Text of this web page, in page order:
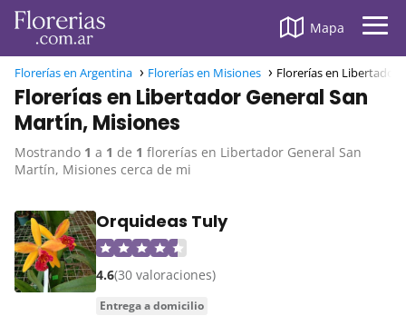
Mapa
Florerías en Argentina Florerías en Misiones Florerías en Libertador
Florerías en Libertador General San
Martín, Misiones
Mostrando 1 a 1 de 1 florerías en Libertador General San
Martín, Misiones cerca de mi
Orquideas Tuly
4.6(30 valoraciones)
entrega a domicilio